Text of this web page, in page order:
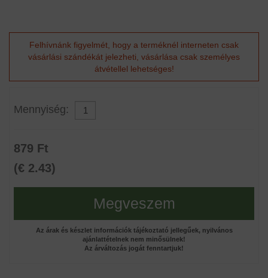
Felhívnánk figyelmét, hogy a terméknél interneten csak
vásárlási szándékát jelezheti, vásárlása csak személyes
átvétellel lehetséges!
Mennyiség:
879 Ft
(€ 2.43)
Megveszem
Az árak és készlet információk tájékoztató jellegűek, nyilvános
ajánlattételnek nem minősülnek!
Az árváltozás jogát fenntartjuk!